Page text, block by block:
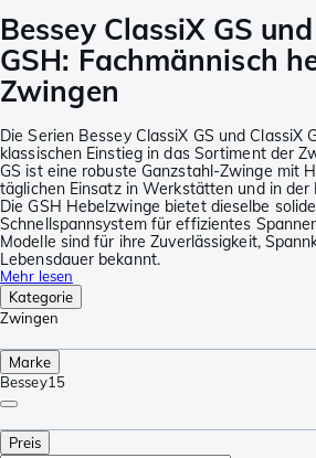
Bessey ClassiX GS
GSH: Fachmännisch
Zwingen
Die Serien Bessey ClassiX GS und ClassiX
klassischen Einstieg in das Sortiment der
GS ist eine robuste Ganzstahl-Zwinge mit
täglichen Einsatz in Werkstätten und in
Die GSH Hebelzwinge bietet dieselbe
Schnellspannsystem für effizientes
Modelle sind für ihre Zuverlässigkeit,
Lebensdauer bekannt.
Mehr lesen
Kategorie
Zwingen
Marke
Bessey15
Preis